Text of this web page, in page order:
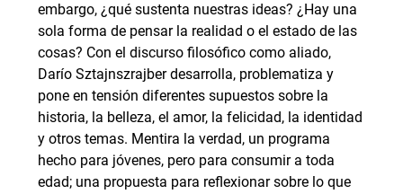
embargo, ¿qué sustenta nuestras ideas? ¿Hay una
sola forma de pensar la realidad o el estado de las
cosas? Con el discurso filosófico como aliado,
Darío Sztajnszrajber desarrolla, problematiza y
pone en tensión diferentes supuestos sobre la
historia, la belleza, el amor, la felicidad, la identidad
y otros temas. Mentira la verdad, un programa
hecho para jóvenes, pero para consumir a toda
edad; una propuesta para reflexionar sobre lo que